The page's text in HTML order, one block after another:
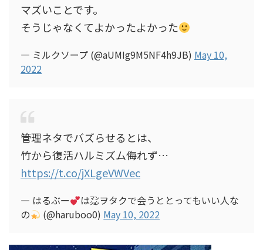
マズいことです。
そうじゃなくてよかったよかった
— ミルクソープ (@aUMIg9M5NF4h9JB) May 10,
2022
管理ネタでバズらせるとは、
竹から復活ハルミズム侮れず…
https://t.co/jXLgeVWVec
— はるぶー
は㍇ヲタクで会うととってもいい人な
の
(@haruboo0) May 10, 2022